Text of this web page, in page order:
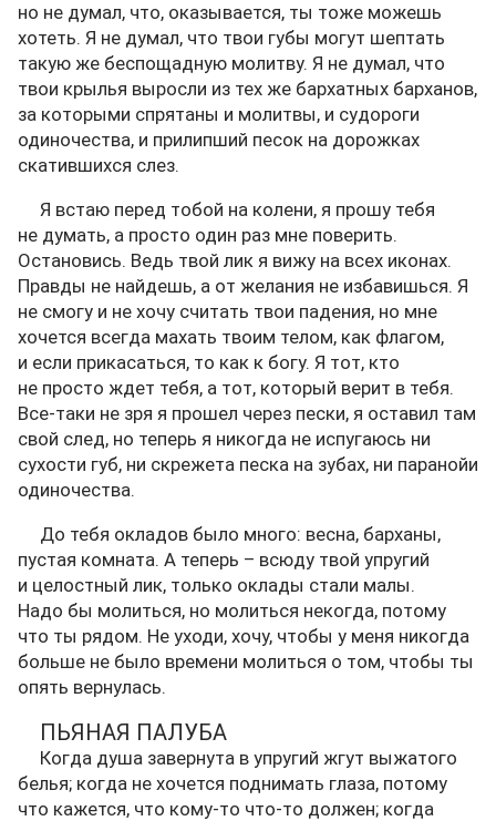
но не думал, что, оказывается, ты тоже можешь
хотеть. Я не думал, что твои губы могут шептать
такую же беспощадную молитву. Я не думал, что
твои крылья выросли из тех же бархатных барханов,
за которыми спрятаны и молитвы, и судороги
одиночества, и прилипший песок на дорожках
скатившихся слез.
Я встаю перед тобой на колени, я прошу тебя
не думать, а просто один раз мне поверить.
Остановись. Ведь твой лик я вижу на всех иконах.
Правды не найдешь, а от желания не избавишься. Я
не смогу и не хочу считать твои падения, но мне
хочется всегда махать твоим телом, как флагом,
и если прикасаться, то как к богу. Я тот, кто
не просто ждет тебя, а тот, который верит в тебя.
Все-таки не зря я прошел через пески, я оставил там
свой след, но теперь я никогда не испугаюсь ни
сухости губ, ни скрежета песка на зубах, ни паранойи
одиночества.
До тебя окладов было много: весна, барханы,
пустая комната. А теперь – всюду твой упругий
и целостный лик, только оклады стали малы.
Надо бы молиться, но молиться некогда, потому
что ты рядом. Не уходи, хочу, чтобы у меня никогда
больше не было времени молиться о том, чтобы ты
опять вернулась.
ПЬЯНАЯ ПАЛУБА
Когда душа завернута в упругий жгут выжатого
белья; когда не хочется поднимать глаза, потому
что кажется, что кому-то что-то должен; когда